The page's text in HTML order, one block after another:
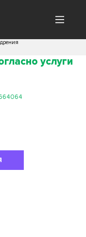
услуги